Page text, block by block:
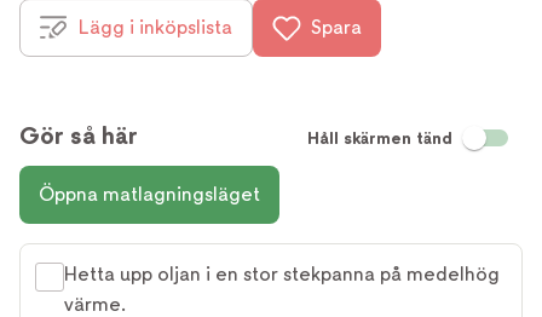
Lägg i inköpslista Spara
Gör så här Håll skärmen tänd
Öppna matlagningsläget
Hetta upp oljan i en stor stekpanna på medelhög
värme.